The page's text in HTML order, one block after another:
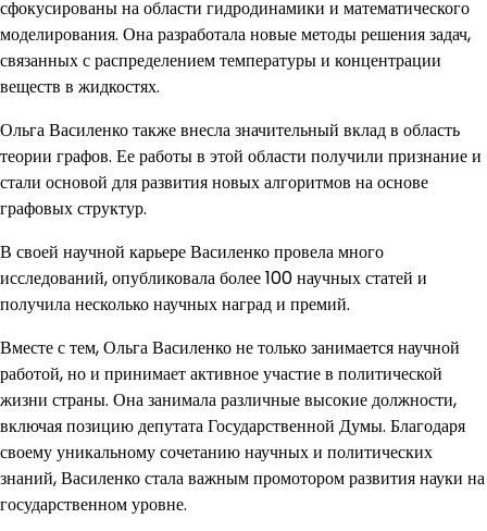
сфокусированы на области гидродинамики и математического
моделирования. Она разработала новые методы решения задач,
связанных с распределением температуры и концентрации
веществ в жидкостях.
Ольга Василенко также внесла значительный вклад в область
теории графов. Ее работы в этой области получили признание и
стали основой для развития новых алгоритмов на основе
графовых структур.
В своей научной карьере Василенко провела много
исследований, опубликовала более 100 научных статей и
получила несколько научных наград и премий.
Вместе с тем, Ольга Василенко не только занимается научной
работой, но и принимает активное участие в политической
жизни страны. Она занимала различные высокие должности,
включая позицию депутата Государственной Думы. Благодаря
своему уникальному сочетанию научных и политических
знаний, Василенко стала важным промотором развития науки на
государственном уровне.